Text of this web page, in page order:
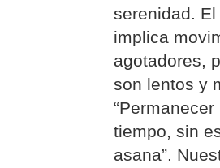
serenidad.
implica
agotadores,
son lentos y
tiempo, sin
asana”.